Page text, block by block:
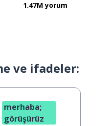
1.47M yorum
ve ifadeler:
merhaba;
görüşürüz